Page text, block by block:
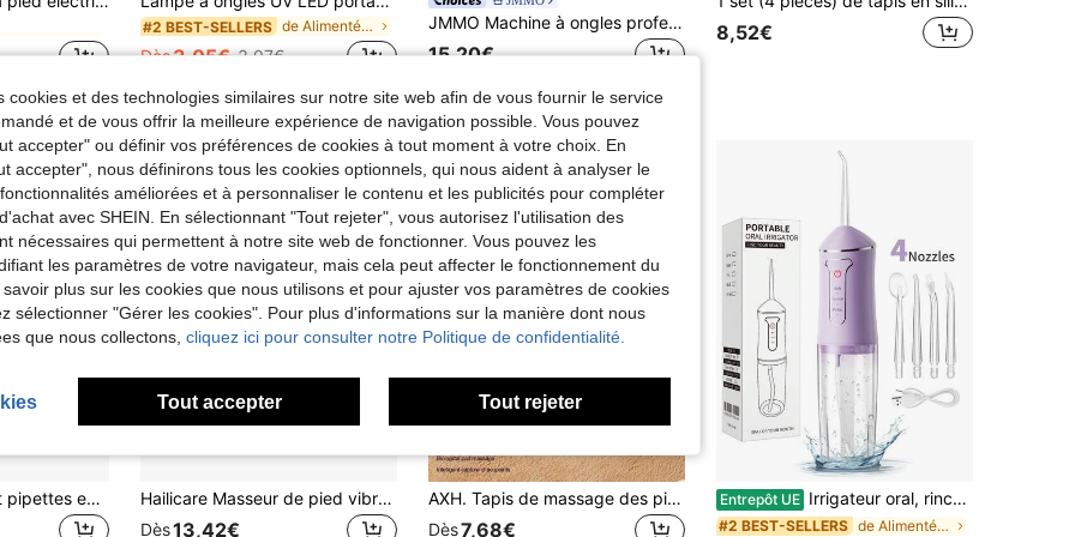
#2 BEST-SELLERS de Alimenté par batterie (batterie rechargeable) P
Dès3,05€ 3,07€
JMMO Machine à ongles professionnelle, lime à ongles électrique rechargeable 20000 tr/min, lime à ongles portable professionnelle, pour ongles acryliques, extension naturelle, ongles en gel, polissage, sans fil haute vitesse, usage en salon et à la maison, cadeau de fête pour femmes
15,20€
8,52€
Compte-gouttes et pipettes en plastique, pipette anti-étouffement pour médicaments pour bébés avec échelle, convient pour la peinture, les huiles, la cuisine et la production de fondants pour enfants
Hailicare Masseur de pied vibrant et chauffant portable avec protection de la cheville, masseur de cheville sans fil rechargeable par USB avec fonction de chauffage, support chauffant pour la cheville
Dès13,42€
AXH. Tapis de massage des pieds EMS à impulsions, appareil de massage des pieds automatique
Dès7,68€
Entrepôt UE Irrigateur oral, rince-bouche portable rechargeable 3 modes sans fil, jet d'eau dentaire pour le nettoyage des dents, convient pour les voyages et la maison, couleur pourpre
#2 BEST-SELLERS de Alimenté par batterie (batterie rechargeable) F
cookies et des technologies similaires sur notre site web afin de vous fournir le service
et de vous offrir la meilleure expérience de navigation possible. Vous pouvez
accepter" ou définir vos préférences de cookies à tout moment à votre choix. En
accepter", nous définirons tous les cookies optionnels, qui nous aident à analyser le
améliorées et à personnaliser le contenu et les publicités pour compléter
avec SHEIN. En sélectionnant "Tout rejeter", vous autorisez l'utilisation des
nécessaires qui permettent à notre site web de fonctionner. Vous pouvez les
les paramètres de votre navigateur, mais cela peut affecter le fonctionnement du
plus sur les cookies que nous utilisons et pour ajuster vos paramètres de cookies
sélectionner "Gérer les cookies". Pour plus d'informations sur la manière dont nous
que nous collectons, cliquez ici pour consulter notre Politique de confidentialité.
Tout accepter Tout rejeter